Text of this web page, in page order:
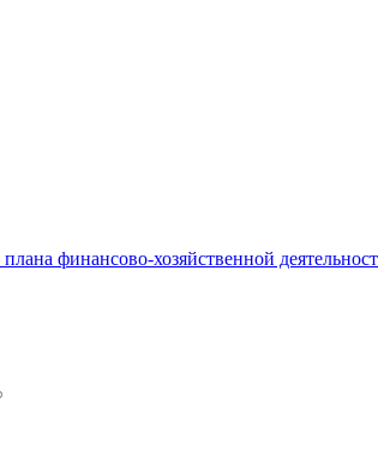
финансово-хозяйственной